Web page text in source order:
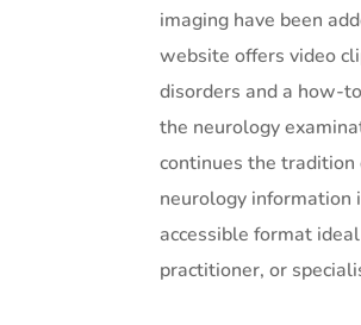
imaging have been
website offers video
disorders and a how-
the neurology
continues the
neurology information
accessible format
practitioner, or